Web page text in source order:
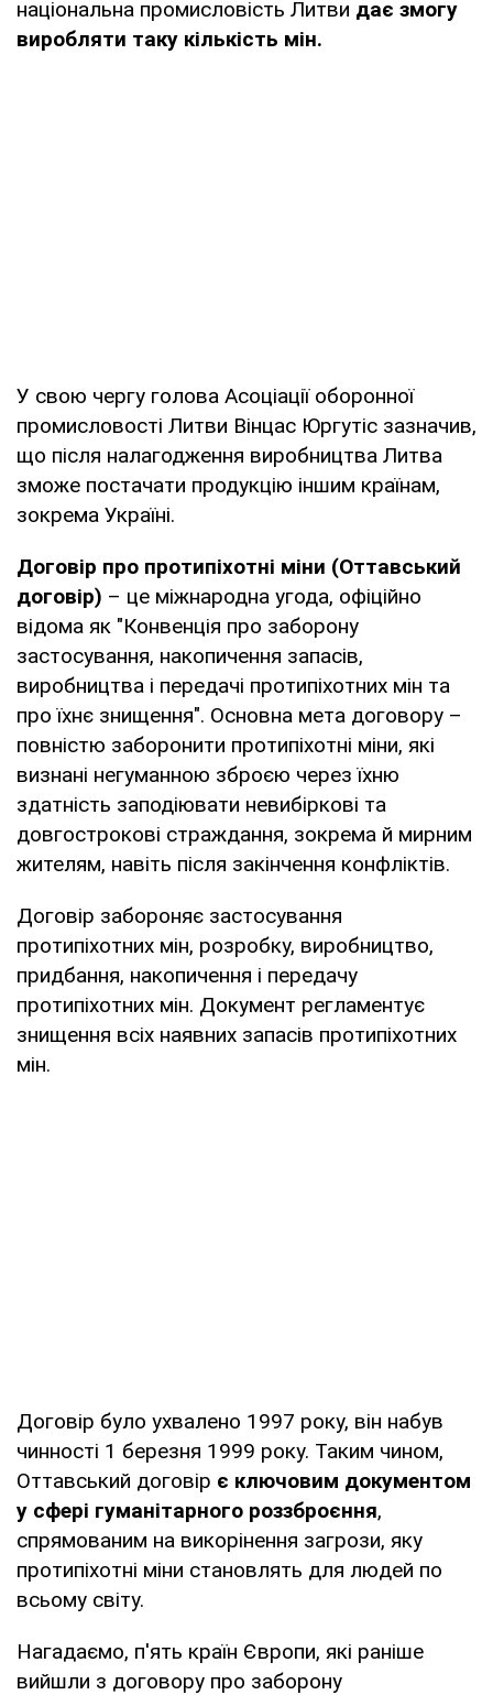
національна промисловість Литви дає змогу
виробляти таку кількість мін.
У свою чергу голова Асоціації оборонної
промисловості Литви Вінцас Юргутіс зазначив,
що після налагодження виробництва Литва
зможе постачати продукцію іншим країнам,
зокрема Україні.
Договір про протипіхотні міни (Оттавський
договір) – це міжнародна угода, офіційно
відома як "Конвенція про заборону
застосування, накопичення запасів,
виробництва і передачі протипіхотних мін та
про їхнє знищення". Основна мета договору –
повністю заборонити протипіхотні міни, які
визнані негуманною зброєю через їхню
здатність заподіювати невибіркові та
довгострокові страждання, зокрема й мирним
жителям, навіть після закінчення конфліктів.
Договір забороняє застосування
протипіхотних мін, розробку, виробництво,
придбання, накопичення і передачу
протипіхотних мін. Документ регламентує
знищення всіх наявних запасів протипіхотних
мін.
Договір було ухвалено 1997 року, він набув
чинності 1 березня 1999 року. Таким чином,
Оттавський договір є ключовим документом
у сфері гуманітарного роззброєння,
спрямованим на викорінення загрози, яку
протипіхотні міни становлять для людей по
всьому світу.
Нагадаємо, п'ять країн Європи, які раніше
вийшли з договору про заборону